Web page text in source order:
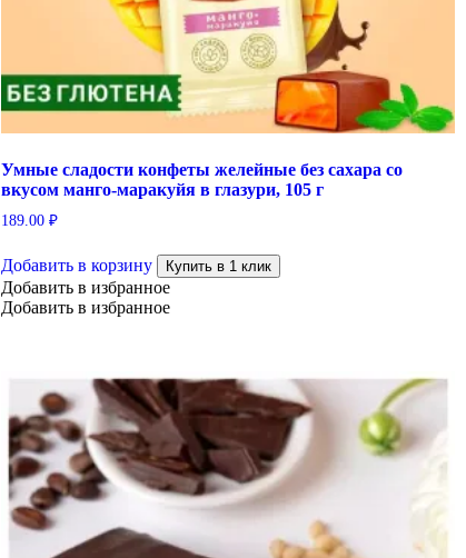
Умные сладости конфеты желейные без сахара со
вкусом манго-маракуйя в глазури, 105 г
189.00 ₽
Добавить в корзину Купить в 1 клик
Добавить в избранное
Добавить в избранное